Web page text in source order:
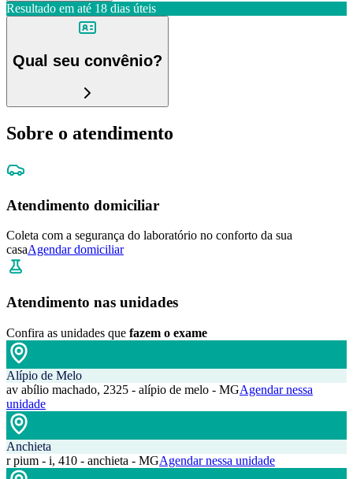
Resultado em até 18 dias úteis
Qual seu convênio?
Sobre o atendimento
Atendimento domiciliar
Coleta com a segurança do laboratório no conforto da sua
casaAgendar domiciliar
Atendimento nas unidades
Confira as unidades que fazem o exame
Alípio de Melo
av abílio machado, 2325 - alípio de melo - MGAgendar nessa
unidade
Anchieta
r pium - i, 410 - anchieta - MGAgendar nessa unidade